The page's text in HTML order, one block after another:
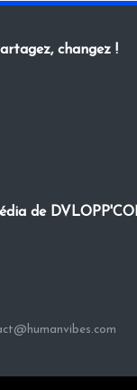
changez !
de